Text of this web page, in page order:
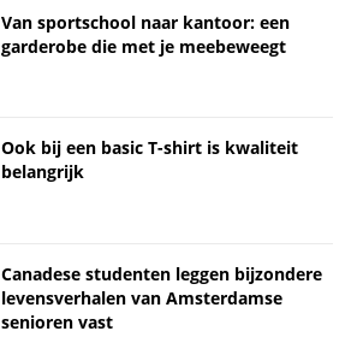
Van sportschool naar kantoor: een
garderobe die met je meebeweegt
Ook bij een basic T-shirt is kwaliteit
belangrijk
Canadese studenten leggen bijzondere
levensverhalen van Amsterdamse
senioren vast